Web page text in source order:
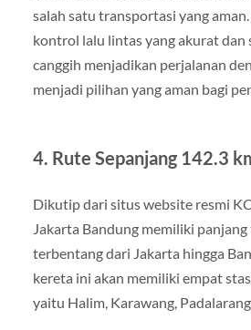
salah satu transportasi yang
kontrol lalu lintas yang akurat dan
canggih menjadikan perjalanan
menjadi pilihan yang aman bagi
4. Rute Sepanjang 142.3
Dikutip dari situs website resmi
Jakarta Bandung memiliki
terbentang dari Jakarta hingga
kereta ini akan memiliki empat
yaitu Halim, Karawang,